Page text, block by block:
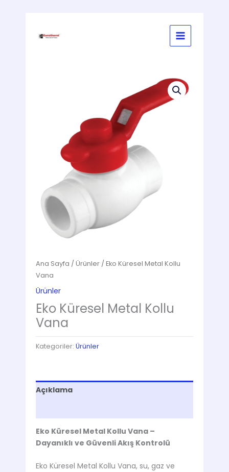
Ana Sayfa /Ürünler / Eko Küresel Metal Kollu
Vana
Ürünler
Eko Küresel Metal Kollu
Vana
Kategoriler: Ürünler
Açıklama
Eko Küresel Metal Kollu Vana –
Dayanıklı ve Güvenli Akış Kontrolü
Eko Küresel Metal Kollu Vana, su, gaz ve